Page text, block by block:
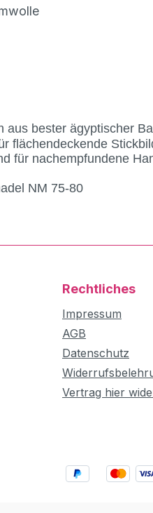
aus bester ägyptischer
flächendeckende
für nachempfundene
NM 75-80
Rechtliches
Impressum
AGB
Datenschutz
Vertrag hier